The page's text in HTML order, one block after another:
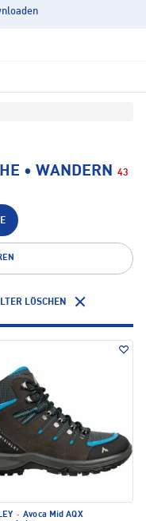
• WANDERN 43
LÖSCHEN
· Avoca Mid AQX